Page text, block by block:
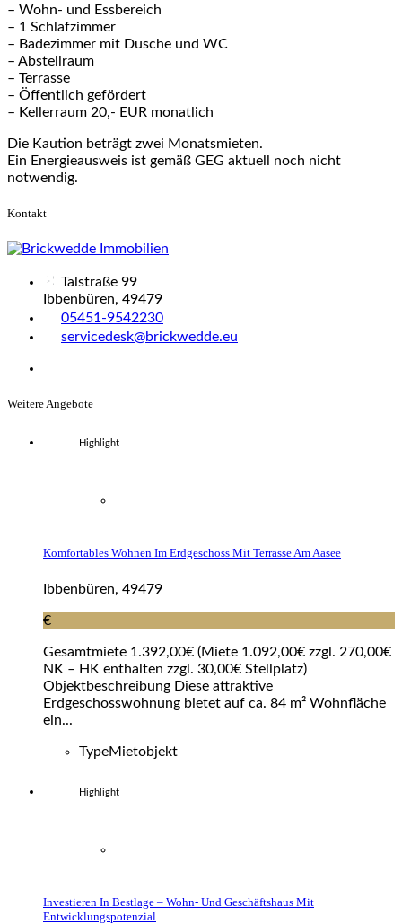
– Wohn- und Essbereich
– 1 Schlafzimmer
– Badezimmer mit Dusche und WC
– Abstellraum
– Terrasse
– Öffentlich gefördert
– Kellerraum 20,- EUR monatlich
Die Kaution beträgt zwei Monatsmieten.
Ein Energieausweis ist gemäß GEG aktuell noch nicht
notwendig.
Kontakt
Talstraße 99
Ibbenbüren, 49479
05451-9542230
servicedesk@brickwedde.eu
Weitere Angebote
Highlight
Komfortables Wohnen Im Erdgeschoss Mit Terrasse Am Aasee
Ibbenbüren, 49479
€
Gesamtmiete 1.392,00€ (Miete 1.092,00€ zzgl. 270,00€
NK – HK enthalten zzgl. 30,00€ Stellplatz)
Objektbeschreibung Diese attraktive
Erdgeschosswohnung bietet auf ca. 84 m² Wohnfläche
ein...
TypeMietobjekt
Highlight
Investieren In Bestlage – Wohn- Und Geschäftshaus Mit
Entwicklungspotenzial